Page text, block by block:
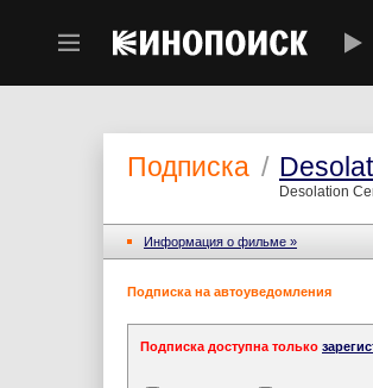
Подписка /
Desolation
Информация o фильме »
Подписка на автоуведомления
Подписка доступна только